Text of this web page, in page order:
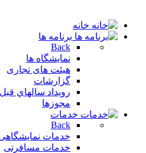
خانه
برنامه ها
Back
نمایشگاه ها
هیئت های تجاری
گزارشات
رویداد سالهاي قبل
مجوزها
خدمات
Back
خدمات
خدمات مسافرتی